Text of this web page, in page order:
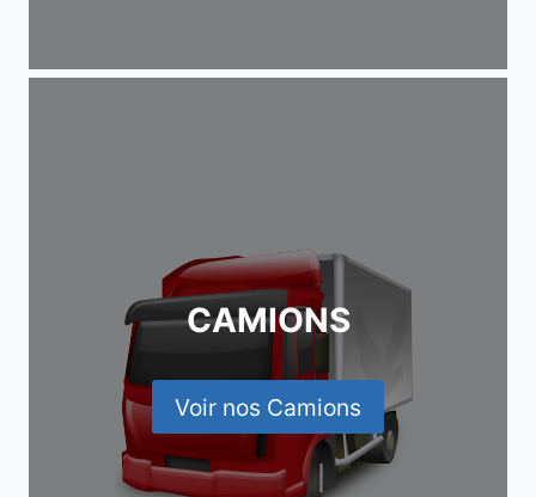
CAMIONS
Voir nos Camions